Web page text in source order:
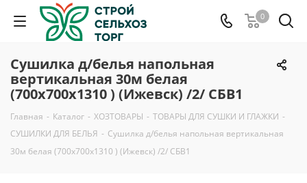
0
Сушилка д/белья напольная
вертикальная 30м белая
(700х700х1310 ) (Ижевск) /2/ СБВ1
Главная - Каталог - ХОЗТОВАРЫ - ТОВАРЫ ДЛЯ СУШКИ И ГЛАЖКИ -
СУШИЛКИ ДЛЯ БЕЛЬЯ - Сушилка д/белья напольная вертикальная
30м белая (700х700х1310 ) (Ижевск) /2/ СБВ1